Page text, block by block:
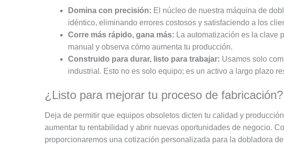
Domina con precisión: El núcleo de nuestra máquina de
idéntico, eliminando errores costosos y satisfaciendo a los
Corre más rápido, gana más: La automatización es la clave
manual y observa cómo aumenta tu producción.
Construido para durar, listo para trabajar: Usamos solo
industrial. Esto no es solo equipo; es un activo a largo plazo
¿Listo para mejorar tu proceso de fabricación?
Deja de permitir que equipos obsoletos dicten tu calidad y
aumentar tu rentabilidad y abrir nuevas oportunidades de negocio.
proporcionaremos una cotización personalizada para la dobladora